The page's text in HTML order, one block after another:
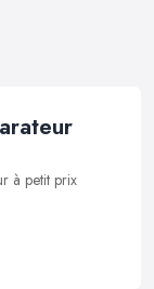
à petit prix